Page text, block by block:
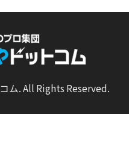
ム. All Rights Reserved.